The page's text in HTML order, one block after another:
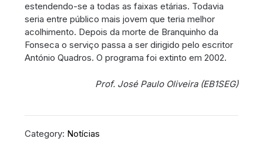
estendendo-se a todas as faixas etárias. Todavia
seria entre público mais jovem que teria melhor
acolhimento. Depois da morte de Branquinho da
Fonseca o serviço passa a ser dirigido pelo escritor
António Quadros. O programa foi extinto em 2002.
Prof. José Paulo Oliveira (EB1SEG)
Category: Notícias